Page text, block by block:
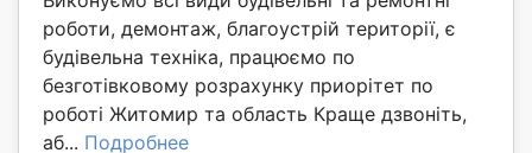
роботи, демонтаж, благоустрій території, є
будівельна техніка, працюємо по
безготівковому розрахунку приорітет по
роботі Житомир та область Краще дзвоніть,
аб... Подробнее